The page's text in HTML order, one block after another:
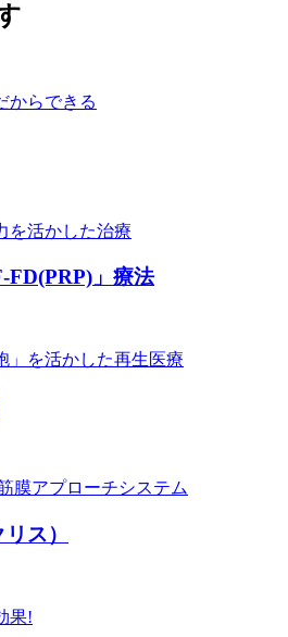
からできる
を活かした治療
FD(PRP)」療法
」を活かした再生医療
膜アプローチシステム
ス）
果!